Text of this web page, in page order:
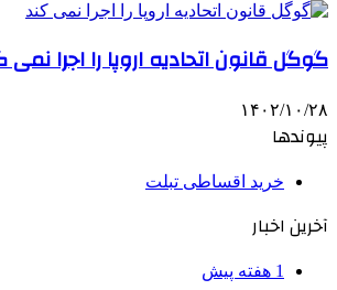
گوگل قانون اتحادیه اروپا را اجرا نمی
۱۴۰۲/۱۰/۲۸
پیوندها
خرید اقساطی تبلت
آخرین اخبار
1 هفته پیش